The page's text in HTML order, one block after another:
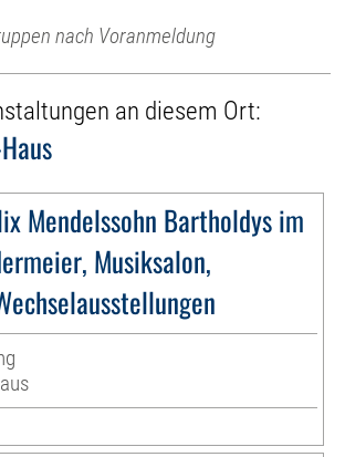
nach Voranmeldung
an diesem Ort:
Mendelssohn Bartholdys im
Musiksalon,